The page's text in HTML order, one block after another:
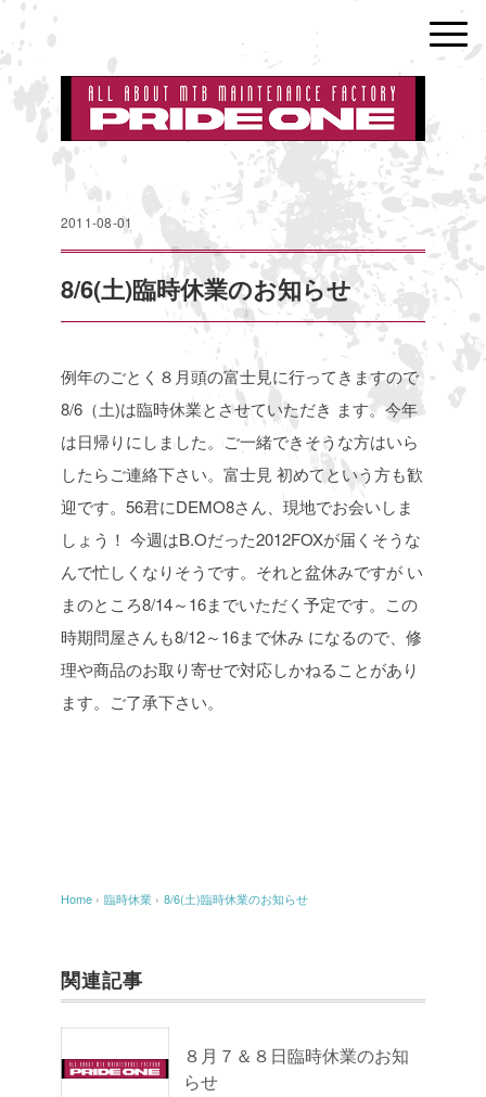
2011-08-01
8/6(土)臨時休業のお知らせ
例年のごとく８月頭の富士見に行ってきますので
8/6（土)は臨時休業とさせていただき ます。今年
は日帰りにしました。ご一緒できそうな方はいら
したらご連絡下さい。富士見 初めてという方も歓
迎です。56君にDEMO8さん、現地でお会いしま
しょう！ 今週はB.Oだった2012FOXが届くそうな
んで忙しくなりそうです。それと盆休みですが い
まのところ8/14～16までいただく予定です。この
時期問屋さんも8/12～16まで休み になるので、修
理や商品のお取り寄せで対応しかねることがあり
ます。ご了承下さい。
Home › 臨時休業 › 8/6(土)臨時休業のお知らせ
関連記事
８月７＆８日臨時休業のお知
らせ